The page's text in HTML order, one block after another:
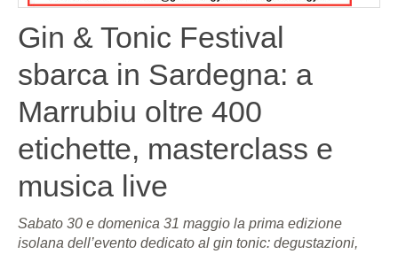
Gin & Tonic Festival
sbarca in Sardegna: a
Marrubiu oltre 400
etichette, masterclass e
musica live
Sabato 30 e domenica 31 maggio la prima edizione
isolana dell’evento dedicato al gin tonic: degustazioni,